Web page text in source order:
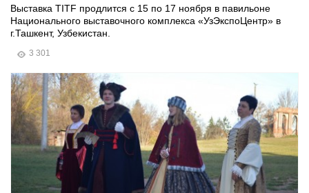
Выставка TITF продлится с 15 по 17 ноября в павильоне
Национального выставочного комплекса «УзЭкспоЦентр» в
г.Ташкент, Узбекистан.
3 301